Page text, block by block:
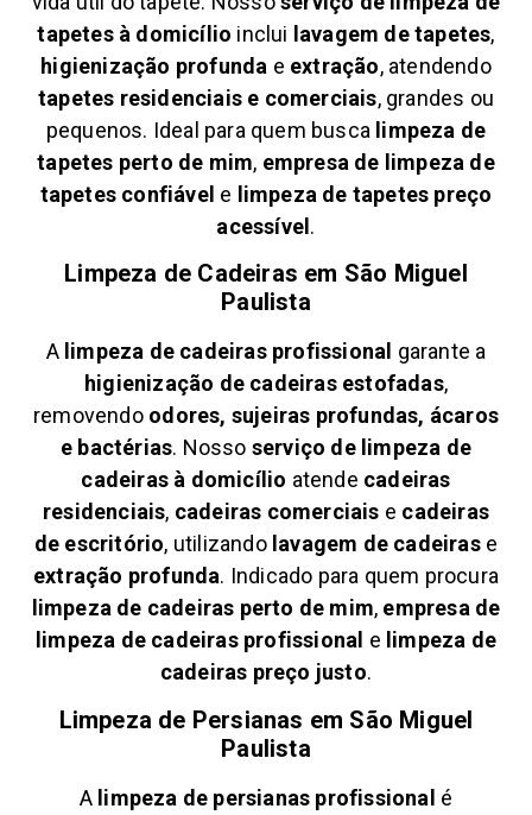
tapetes à domicílio inclui lavagem de tapetes,
higienização profunda e extração, atendendo
tapetes residenciais e comerciais, grandes ou
pequenos. Ideal para quem busca limpeza de
tapetes perto de mim, empresa de limpeza de
tapetes confiável e limpeza de tapetes preço
acessível .
Limpeza de Cadeiras em São Miguel
Paulista
A limpeza de cadeiras profissional garante a
higienização de cadeiras estofadas,
removendoodores, sujeiras profundas, ácaros
e bactérias. Nosso serviço de limpeza de
cadeiras à domicílio atende cadeiras
residenciais, cadeiras comerciais e cadeiras
de escritório, utilizando lavagem de cadeirase
extração profunda. Indicado para quem procura
limpeza de cadeiras perto de mim, empresa de
limpeza de cadeiras profissional e limpeza de
cadeiras preço justo.
Limpeza de Persianas em São Miguel
Paulista
A limpeza de persianas profissional é